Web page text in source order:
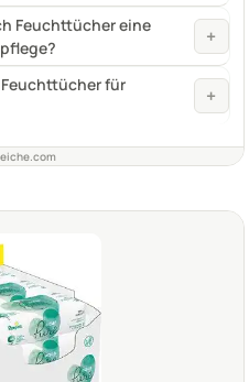
Feuchttücher eine
+
für
+